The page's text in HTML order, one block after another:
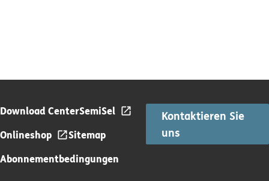
Download CenterSemiSel
Onlineshop
Sitemap
Abonnementbedingungen
Kontaktieren Sie
uns